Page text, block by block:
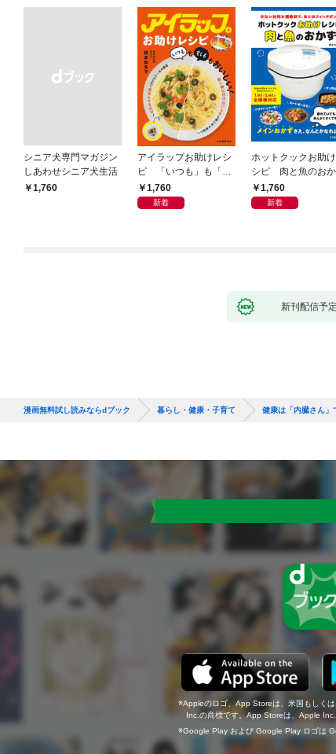
シニア犬専門マガジン
しあわせシニア犬生活
￥1,760
アイラップお助けレシ
ピ 「いつも」も「も
しも」もおいしい！
1,760
新着
ホットクックお助
シピ 肉と魚のおか
ず 少ない材料＆調
料で、あとはスイッ
1,760
新着
新刊配信予定
漫画無料試し読みならdブック 暮らし・健康・子育て 健康は「内臓さん」
Appleのロゴ、App Storeは、米国もしく
Inc.の商標です。App Storeは、Apple Inc.
Google Play および Google Play ロゴは